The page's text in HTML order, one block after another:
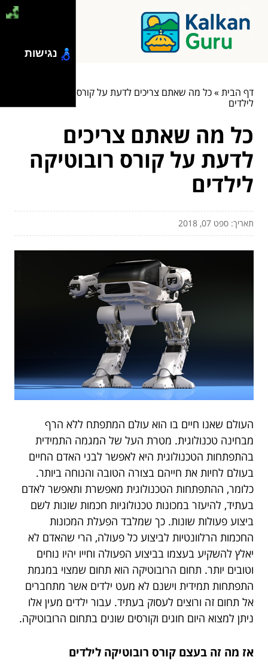
דף הבית»כל מה שאתם צריכים לדעת על קורס רובוטיקה
לילדים
כל מה שאתם צריכים
לדעת על קורס רובוטיקה
לילדים
תאריך: ספט 07, 2018
העולם שאנו חיים בו הוא עולם המתפתח ללא הרף
מבחינה טכנולוגית. מטרת העל של המגמה התמידית
בהתפתחות הטכנולוגית היא לאפשר לבני האדם החיים
בעולם לחיות את חייהם בצורה הטובה והנוחה ביותר.
כלומר, ההתפתחות הטכנולוגית מאפשרת ותאפשר לאדם
בעתיד, להיעזר במכונות טכנולוגיות חכמות שונות לשם
ביצוע פעולות שונות. כך שמלבד הפעלת המכונות
החכמות הרלוונטיות לביצוע כל פעולה, הרי שהאדם לא
יאלץ להשקיע בעצמו בביצוע הפעולה וחייו יהיו נוחים
וטובים יותר. תחום הרובוטיקה הוא תחום שמצוי במגמת
התפתחות תמידית וישנם לא מעט ילדים אשר מתחברים
אל תחום זה ורוצים לעסוק בעתיד. עבור ילדים מעין אלו
ניתן למצוא היום חוגים וקורסים שונים בתחום הרובוטיקה.
אז מה זה בעצם קורס רובוטיקה לילדים
נגישות